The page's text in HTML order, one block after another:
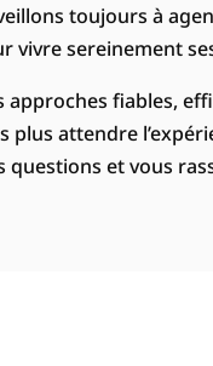
toujours à
vivre sereinement
fiables,
plus attendre
et vous